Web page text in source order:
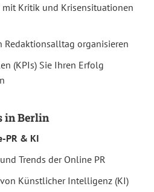
mit Kritik und Krisensituationen
Redaktionsalltag organisieren
(KPIs) Sie Ihren Erfolg
in Berlin
PR & KI
Trends der Online PR
Künstlicher Intelligenz (KI)